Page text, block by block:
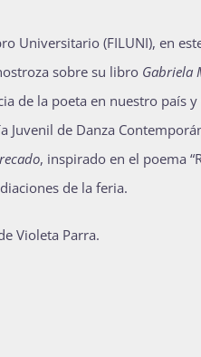
Universitario (FILUNI), en
sobre su libro Gabriela
de la poeta en nuestro país
Juvenil de Danza
, inspirado en el poema
de la feria.
Violeta Parra.